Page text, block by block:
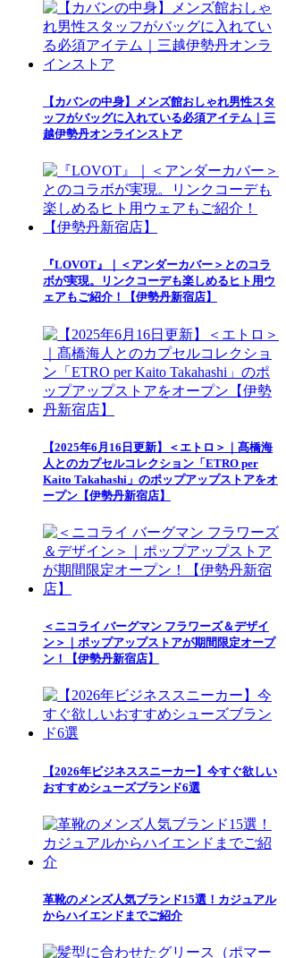
【カバンの中身】メンズ館おしゃれ男性スタ
ッフがバッグに入れている必須アイテム｜三
越伊勢丹オンラインストア
『LOVOT』｜＜アンダーカバー＞とのコラ
ボが実現。リンクコーデも楽しめるヒト用ウ
ェアもご紹介！【伊勢丹新宿店】
【2025年6月16日更新】＜エトロ＞｜髙橋海
人とのカプセルコレクション「ETRO per
Kaito Takahashi」のポップアップストアをオ
ープン【伊勢丹新宿店】
＜ニコライ バーグマン フラワーズ＆デザイ
ン＞｜ポップアップストアが期間限定オープ
ン！【伊勢丹新宿店】
【2026年ビジネススニーカー】今すぐ欲しい
おすすめシューズブランド6選
革靴のメンズ人気ブランド15選！カジュアル
からハイエンドまでご紹介